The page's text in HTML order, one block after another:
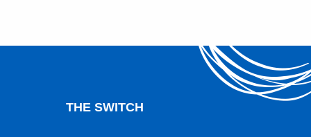
THE SWITCH